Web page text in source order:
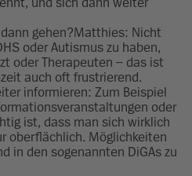
und sich dann weiter
gehen?Matthies: Nicht
oder Autismus zu haben,
oder Therapeuten – das ist
auch oft frustrierend.
informieren: Zum Beispiel
oder
ist, dass man sich wirklich
oberflächlich. Möglichkeiten
in den sogenannten DiGAs zu